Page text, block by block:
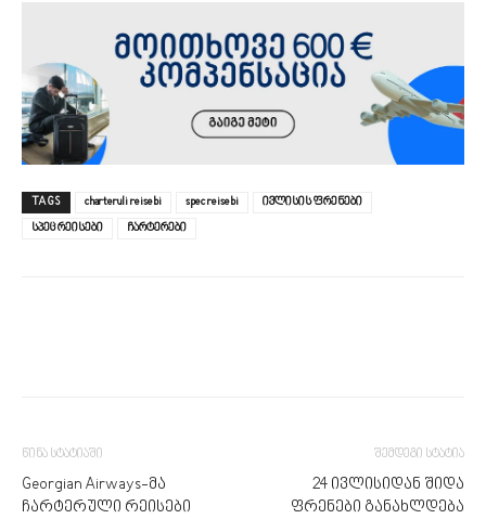
TAGS charteruli reisebi spec reisebi
ივლისის ფრენები
სპეც რეისები
ჩარტერები
წინა სტატიაში
Georgian Airways-მა
ჩარტერული რეისები
შემდეგი სტატია
24 ივლისიდან შიდა
ფრენები განახლდება